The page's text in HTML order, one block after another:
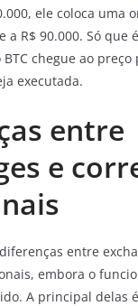
ele coloca uma
a R$ 90.000. Só que
chegue ao preço
executada.
entre
e
entre
embora o
A principal delas